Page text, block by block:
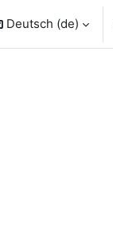
Deutsch ‎(de)‎